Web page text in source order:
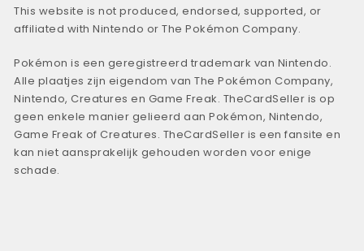
This website is not produced, endorsed, supported, or
affiliated with Nintendo or The Pokémon Company.
Pokémon is een geregistreerd trademark van Nintendo.
Alle plaatjes zijn eigendom van The Pokémon Company,
Nintendo, Creatures en Game Freak. TheCardSeller is op
geen enkele manier gelieerd aan Pokémon, Nintendo,
Game Freak of Creatures. TheCardSeller is een fansite en
kan niet aansprakelijk gehouden worden voor enige
schade.